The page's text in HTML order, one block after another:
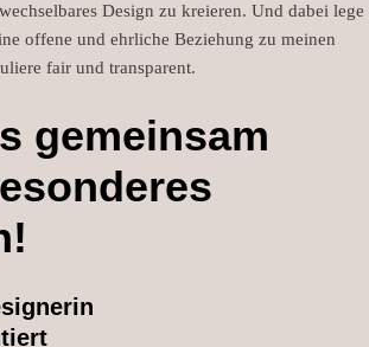
Design zu kreieren. Und dabei lege
offene und ehrliche Beziehung zu meinen
fair und transparent.
gemeinsam